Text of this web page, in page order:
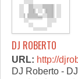
DJ ROBERTO
URL: http://
DJ Roberto -